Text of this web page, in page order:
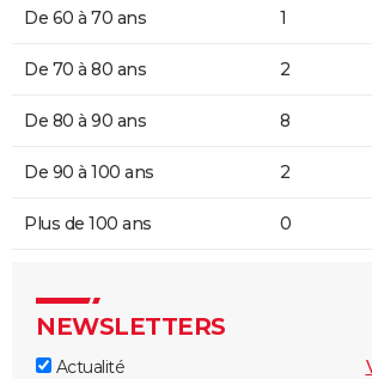
De 60 à 70 ans 1
De 70 à 80 ans 2
De 80 à 90 ans 8
De 90 à 100 ans 2
Plus de 100 ans 0
NEWSLETTERS
Actualité